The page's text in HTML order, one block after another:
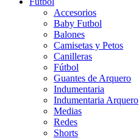
Accesorios
Baby Futbol
Balones
Camisetas y Petos
Canilleras
Fútbol
Guantes de Arquero
Indumentaria
Indumentaria Arquero
Medias
Redes
Shorts